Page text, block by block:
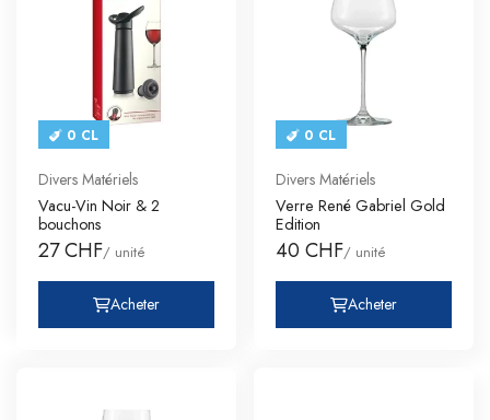
0 CL
Divers Matériels
Vacu-Vin Noir & 2
bouchons
27 CHF/ unité
Acheter
0 CL
Divers Matériels
Verre René Gabriel Gold
Edition
40 CHF/ unité
Acheter